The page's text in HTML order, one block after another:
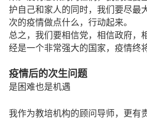
06-08 15:51 电脑端 热点专题
布稳住经济一揽子政策措施
悉，为贯彻落实绍兴市经济稳进提质
神，绍兴市迅速出台稳住经济一揽子
护自己和家人的同时，我们要尽最
次的疫情做点什么，行动起来。
总之，我们要相信党，相信政府，
经是一个非常强大的国家，疫情终
疫情后的次生问题
是困难也是机遇
我作为教培机构的顾问导师，更有